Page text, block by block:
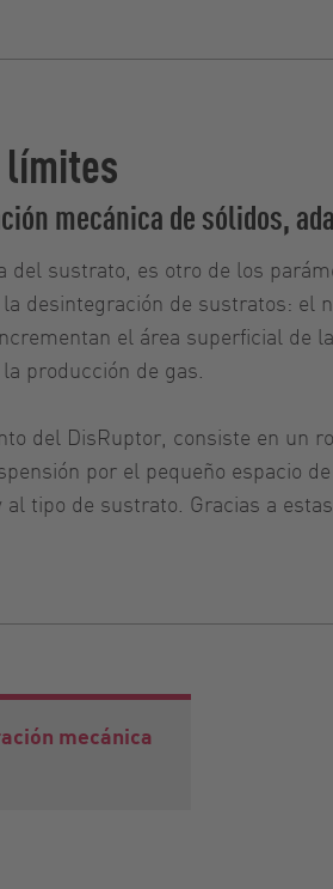
mecánica de sólidos,
del sustrato, es otro de los
desintegración de sustratos: el
el área superficial de
producción de gas.
del DisRuptor, consiste en un
por el pequeño espacio
al tipo de sustrato. Gracias a
mecánica